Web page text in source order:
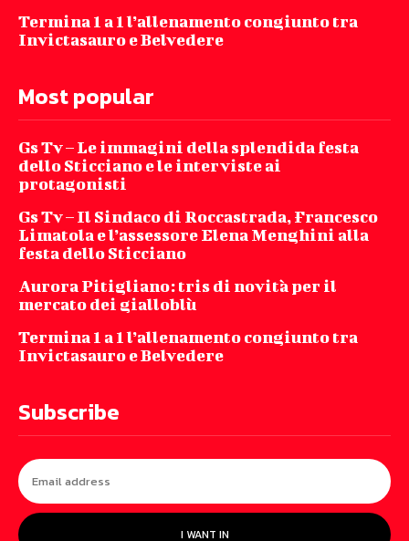
Termina 1 a 1 l’allenamento congiunto tra
Invictasauro e Belvedere
Most popular
Gs Tv – Le immagini della splendida festa
dello Sticciano e le interviste ai
protagonisti
Gs Tv – Il Sindaco di Roccastrada, Francesco
Limatola e l’assessore Elena Menghini alla
festa dello Sticciano
Aurora Pitigliano: tris di novità per il
mercato dei gialloblù
Termina 1 a 1 l’allenamento congiunto tra
Invictasauro e Belvedere
Subscribe
I WANT IN